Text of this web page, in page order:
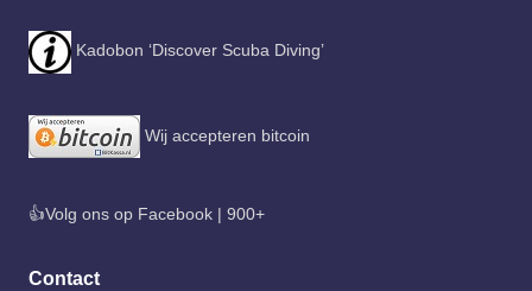
Kadobon ‘Discover Scuba Diving’
Wij accepteren bitcoin
👍Volg ons op Facebook | 900+
Contact